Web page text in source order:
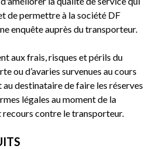
de permettre à la société DF
enquête auprès du transporteur.
aux frais, risques et périls du
ou d’avaries survenues au cours
destinataire de faire les réserves
légales au moment de la
recours contre le transporteur.